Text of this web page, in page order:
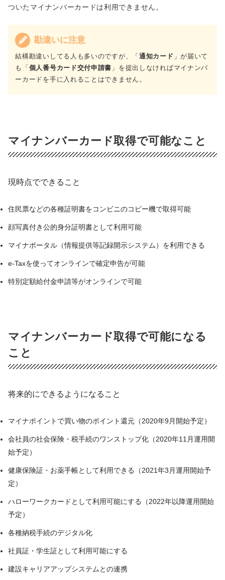
ついたマイナンバーカードは利用できません。
勘違いに注意
結構勘違いしてる人も多いのですが、「 通知カード 」が届いて
も「 個人番号カード交付申請書 」を提出しなければマイナンバ
ーカードを手に入れることはできません。
マイナンバーカード取得で可能なこと
現時点でできること
住民票などの各種証明書をコンビニのコピー機で取得可能
顔写真付き公的身分証明書として利用可能
マイナポータル（情報提供等記録開示システム）を利用できる
e-Taxを使ってオンラインで確定申告が可能
特別定額給付金申請等がオンラインで可能
マイナンバーカード取得で可能になる
こと
将来的にできるようになること
マイナポイントで買い物のポイント還元（2020年9月開始予定）
会社員の社会保険・税手続のワンストップ化（2020年11月運用開
始予定）
健康保険証・お薬手帳として利用できる（2021年3月運用開始予
定）
ハローワークカードとして利用可能にする（2022年以降運用開始
予定）
各種納税手続のデジタル化
社員証・学生証として利用可能にする
建設キャリアアップシステムとの連携